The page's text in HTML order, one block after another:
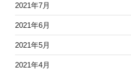
2021年7月
2021年6月
2021年5月
2021年4月